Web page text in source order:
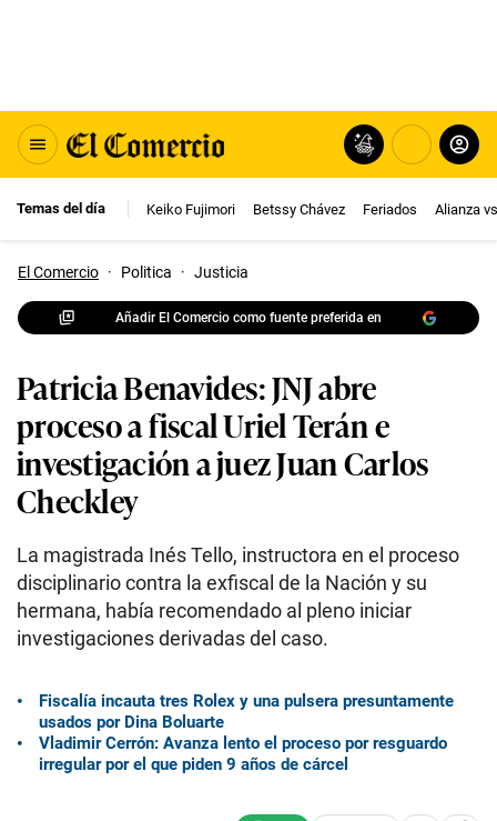
Temas del día Keiko Fujimori Betssy Chávez Feriados Alianza
El Comercio · Politica · Justicia
Añadir El Comercio como fuente preferida en
Patricia Benavides: JNJ abre
proceso a fiscal Uriel Terán e
investigación a juez Juan Carlos
Checkley
La magistrada Inés Tello, instructora en el proceso
disciplinario contra la exfiscal de la Nación y su
hermana, había recomendado al pleno iniciar
investigaciones derivadas del caso.
Fiscalía incauta tres Rolex y una pulsera presuntamente
usados por Dina Boluarte
Vladimir Cerrón: Avanza lento el proceso por resguardo
irregular por el que piden 9 años de cárcel